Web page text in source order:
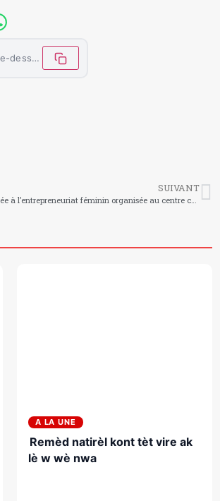
https://letemoinhaiti.com/palmis-kanpe-quand-azor-invoque-dessalines-et-la-memoire-sacree-dhaiti/
SUIVANT
Haïti : une rencontre dédiée à l’entrepreneuriat féminin organisée au centre culturel Pyepoudre
A LA UNE
Remèd natirèl kont tèt vire ak
lè w wè nwa